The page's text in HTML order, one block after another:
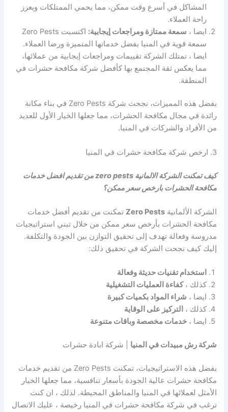
المشاكل في أسرع وقت ممكن، مما يحمي الممتلكات ويعزز
راحة العملاء.
ايضا ، سمعة ممتازة ومراجعات إيجابية:
اكتسبت Zero Pests
سمعة قوية في المنيا بفضل خدماتها المتميزة ورضا العملاء.
ايضا ، تمتلك الشركة تقييمات ومراجعات إيجابية من عملائها،
مما يعكس ثقة المجتمع بها كأفضل شركة مكافحة حشرات في
المنطقة.
بفضل هذه المميزات، نجحت شركة Zero Pests في بناء مكانة
رائدة في مجال مكافحة الحشرات، مما جعلها الخيار الأول للعديد
من الأفراد والشركات في المنيا.
3. ارخص شركة مكافحة حشرات في المنيا
كيف تمكنت الشركة الالمانية zero pests من تقديم افضل خدمات
مكافحة الحشرات بارخص سعر ممكن؟
الشركة الألمانيةZero Pests تمكنت من تقديم أفضل خدمات
مكافحة الحشرات بأرخص سعر ممكن من خلال تبني استراتيجيات
مدروسة وفعالة تهدف إلى تحقيق التوازن بين الجودة والتكلفة.
إليك كيف نجحت الشركة في تحقيق ذلك:
استخدام تقنيات حديثة وفعالة
كذلك ،كفاءة العمليات التشغيلية
ايضا ، شراء المواد بكميات كبيرة
كذلك ، التركيز على الوقاية
ايضا ،خدمات مخصصة وباقات متنوعة
شركة رش مبيدات في المنيا | شركة ابادة حشرات
بفضل هذه الاستراتيجيات، تمكنت Zero Pests من تقديم خدمات
مكافحة حشرات عالية الجودة بأسعار تنافسية، مما جعلها الخيار
الأمثل لعملائها في المنيا والمناطق المحيطة. لذلك ، ان كنت
ترغب في شركة مكافحة حشرات في المنيا رخيصة ، عليك الاتصال